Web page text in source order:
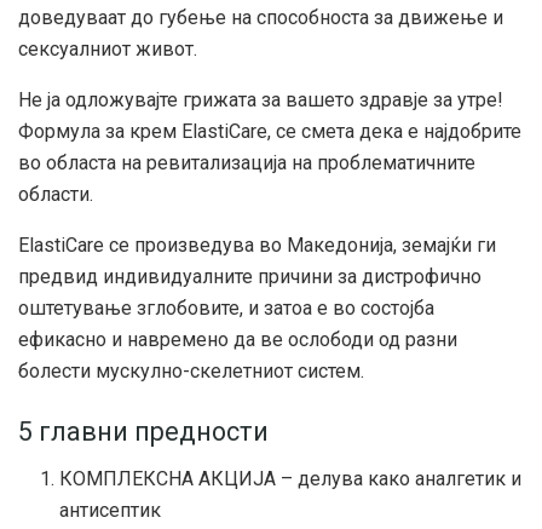
доведуваат до губење на способноста за движење и
сексуалниот живот.
Не ја одложувајте грижата за вашето здравје за утре!
Формула за крем ElastiCare, се смета дека е најдобрите
во областа на ревитализација на проблематичните
области.
ElastiCare се произведува во Македонија, земајќи ги
предвид индивидуалните причини за дистрофично
оштетување зглобовите, и затоа е во состојба
ефикасно и навремено да ве ослободи од разни
болести мускулно-скелетниот систем.
5 главни предности
КОМПЛЕКСНА АКЦИЈА – делува како аналгетик и
антисептик